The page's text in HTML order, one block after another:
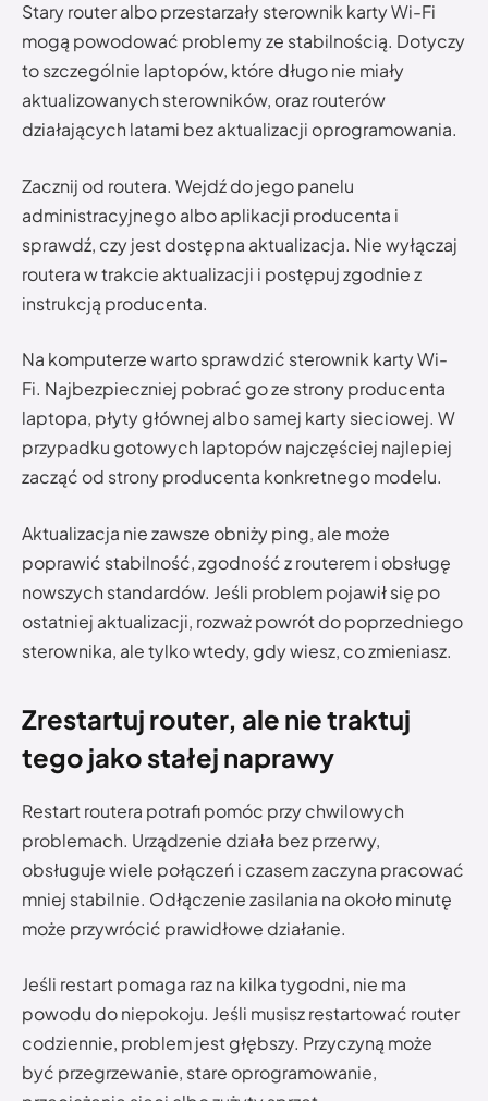
Stary router albo przestarzały sterownik karty Wi-Fi
mogą powodować problemy ze stabilnością. Dotyczy
to szczególnie laptopów, które długo nie miały
aktualizowanych sterowników, oraz routerów
działających latami bez aktualizacji oprogramowania.
Zacznij od routera. Wejdź do jego panelu
administracyjnego albo aplikacji producenta i
sprawdź, czy jest dostępna aktualizacja. Nie wyłączaj
routera w trakcie aktualizacji i postępuj zgodnie z
instrukcją producenta.
Na komputerze warto sprawdzić sterownik karty Wi-
Fi. Najbezpieczniej pobrać go ze strony producenta
laptopa, płyty głównej albo samej karty sieciowej. W
przypadku gotowych laptopów najczęściej najlepiej
zacząć od strony producenta konkretnego modelu.
Aktualizacja nie zawsze obniży ping, ale może
poprawić stabilność, zgodność z routerem i obsługę
nowszych standardów. Jeśli problem pojawił się po
ostatniej aktualizacji, rozważ powrót do poprzedniego
sterownika, ale tylko wtedy, gdy wiesz, co zmieniasz.
Zrestartuj router, ale nie traktuj
tego jako stałej naprawy
Restart routera potrafi pomóc przy chwilowych
problemach. Urządzenie działa bez przerwy,
obsługuje wiele połączeń i czasem zaczyna pracować
mniej stabilnie. Odłączenie zasilania na około minutę
może przywrócić prawidłowe działanie.
Jeśli restart pomaga raz na kilka tygodni, nie ma
powodu do niepokoju. Jeśli musisz restartować router
codziennie, problem jest głębszy. Przyczyną może
być przegrzewanie, stare oprogramowanie,